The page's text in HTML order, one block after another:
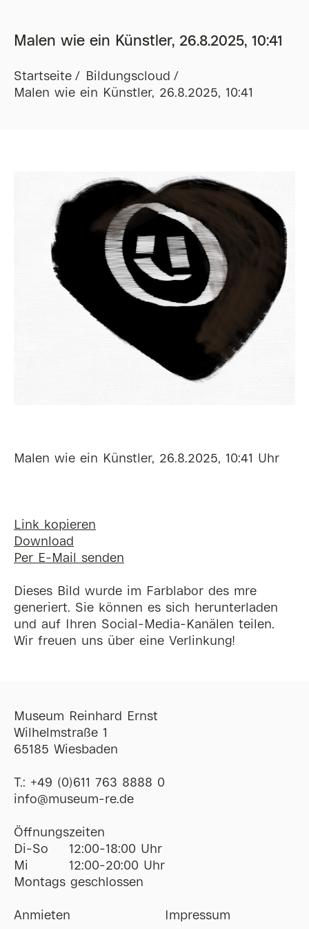
Malen wie ein Künstler, 26.8.2025, 10:41
Startseite
Bildungscloud
Malen wie ein Künstler, 26.8.2025, 10:41
Malen wie ein Künstler, 26.8.2025, 10:41 Uhr
Link kopieren
Download
Per E-Mail senden
Dieses Bild wurde im Farblabor des mre
generiert. Sie können es sich herunterladen
und auf Ihren Social-Media-Kanälen teilen.
Wir freuen uns über eine Verlinkung!
Museum Reinhard Ernst
Wilhelmstraße 1
65185 Wiesbaden
T.: +49 (0)611 763 8888 0
ofni@museum-re de
Öffnungszeiten
Di-So
12:00-18:00 Uhr
Mi
12:00-20:00 Uhr
Montags geschlossen
Anmieten Impressum